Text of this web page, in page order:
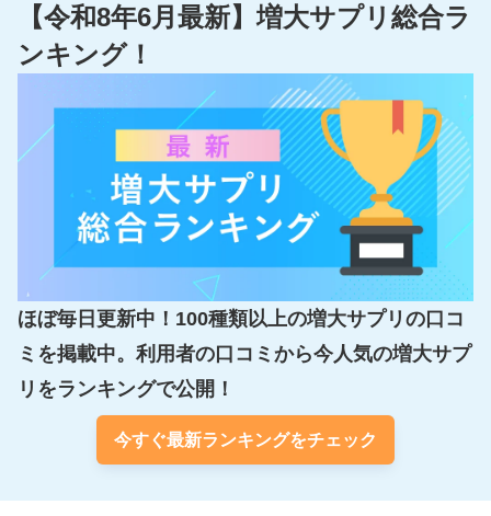
【令和8年6月最新】増大サプリ総合ラ
ンキング！
ほぼ毎日更新中！100種類以上の増大サプリの口コ
ミを掲載中。利用者の口コミから今人気の増大サプ
リをランキングで公開！
今すぐ最新ランキングをチェック